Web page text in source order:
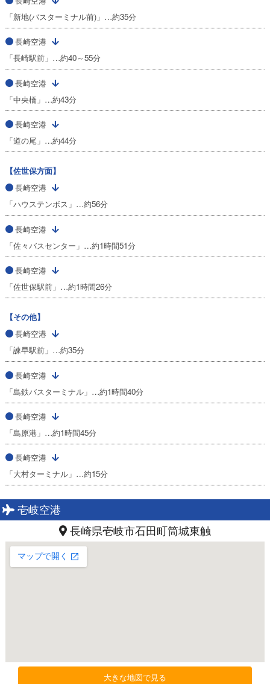
「新地(バスターミナル前)」…約35分
長崎空港
「長崎駅前」…約40～55分
長崎空港
「中央橋」…約43分
長崎空港
「道の尾」…約44分
【佐世保方面】
長崎空港
「ハウステンボス」…約56分
長崎空港
「佐々バスセンター」…約1時間51分
長崎空港
「佐世保駅前」…約1時間26分
【その他】
長崎空港
「諫早駅前」…約35分
長崎空港
「島鉄バスターミナル」…約1時間40分
長崎空港
「島原港」…約1時間45分
長崎空港
「大村ターミナル」…約15分
壱岐空港
長崎県壱岐市石田町筒城東触
大きな地図で見る